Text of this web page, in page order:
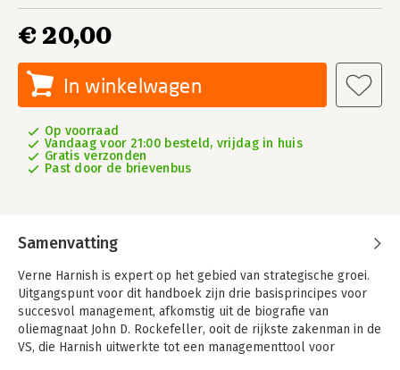
€ 20,00
In winkelwagen
Op voorraad
Vandaag voor 21:00 besteld, vrijdag in huis
Gratis verzonden
Past door de brievenbus
Samenvatting
Verne Harnish is expert op het gebied van strategische groei.
Uitgangspunt voor dit handboek zijn drie basisprincipes voor
succesvol management, afkomstig uit de biografie van
oliemagnaat John D. Rockefeller, ooit de rijkste zakenman in de
VS, die Harnish uitwerkte tot een managementtool voor